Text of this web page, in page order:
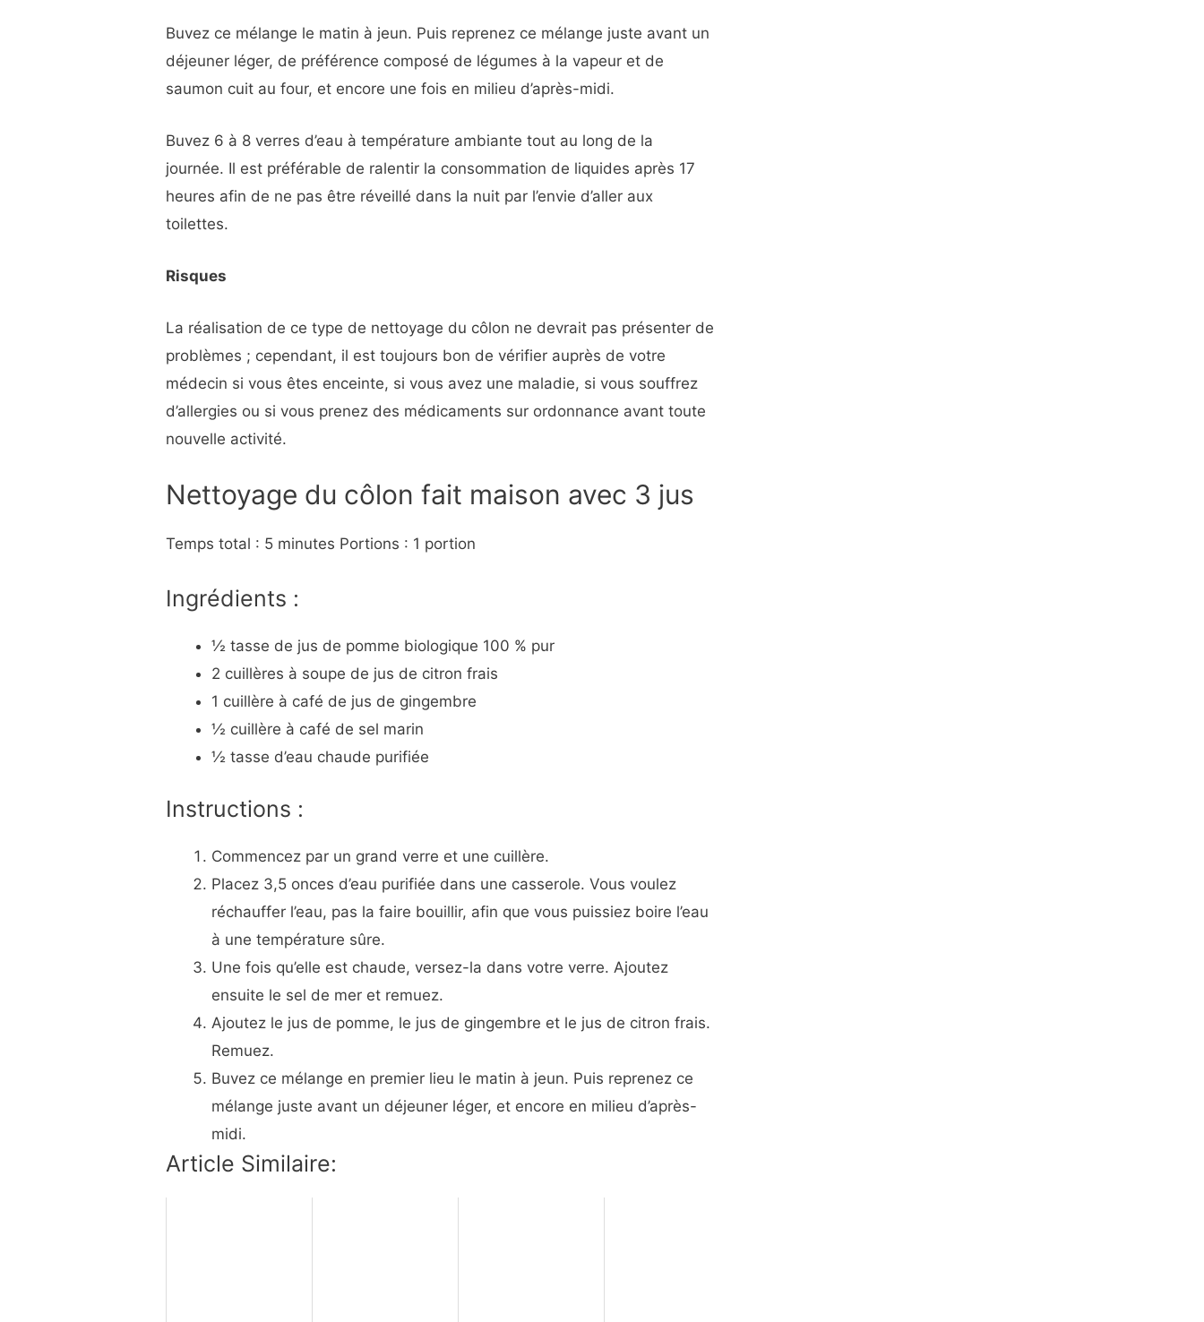
Buvez ce mélange le matin à jeun. Puis reprenez ce mélange juste avant un
déjeuner léger, de préférence composé de légumes à la vapeur et de
saumon cuit au four, et encore une fois en milieu d’après-midi.
Buvez 6 à 8 verres d’eau à température ambiante tout au long de la
journée. Il est préférable de ralentir la consommation de liquides après 17
heures afin de ne pas être réveillé dans la nuit par l’envie d’aller aux
toilettes.
Risques
La réalisation de ce type de nettoyage du côlon ne devrait pas présenter de
problèmes ; cependant, il est toujours bon de vérifier auprès de votre
médecin si vous êtes enceinte, si vous avez une maladie, si vous souffrez
d’allergies ou si vous prenez des médicaments sur ordonnance avant toute
nouvelle activité.
Nettoyage du côlon fait maison avec 3 jus
Temps total : 5 minutes Portions : 1 portion
Ingrédients :
½ tasse de jus de pomme biologique 100 % pur
2 cuillères à soupe de jus de citron frais
1 cuillère à café de jus de gingembre
½ cuillère à café de sel marin
½ tasse d’eau chaude purifiée
Instructions :
Commencez par un grand verre et une cuillère.
Placez 3,5 onces d’eau purifiée dans une casserole. Vous voulez
réchauffer l’eau, pas la faire bouillir, afin que vous puissiez boire l’eau
à une température sûre.
Une fois qu’elle est chaude, versez-la dans votre verre. Ajoutez
ensuite le sel de mer et remuez.
Ajoutez le jus de pomme, le jus de gingembre et le jus de citron frais.
Remuez.
Buvez ce mélange en premier lieu le matin à jeun. Puis reprenez ce
mélange juste avant un déjeuner léger, et encore en milieu d’après-
midi.
Article Similaire: